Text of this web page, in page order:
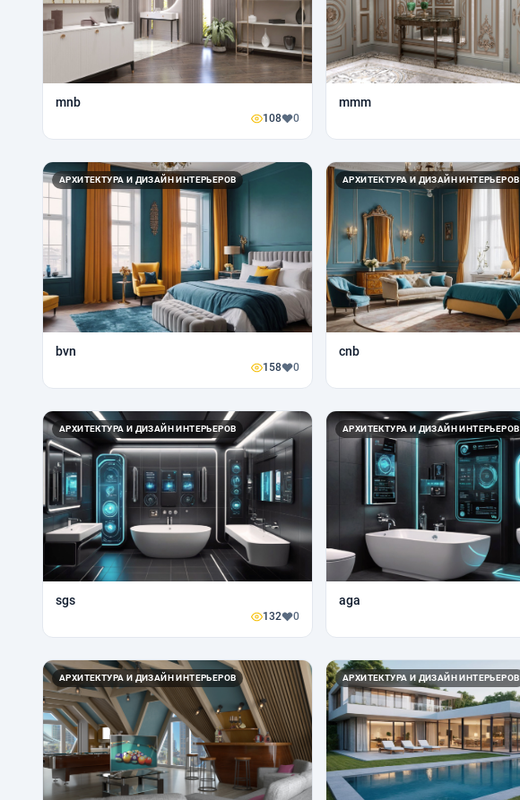
mnb
108 0
mmm
АРХИТЕКТУРА И ДИЗАЙН ИНТЕРЬЕРОВ
bvn
158 0
АРХИТЕКТУРА И ДИЗАЙН ИНТЕРЬЕРОВ
cnb
АРХИТЕКТУРА И ДИЗАЙН ИНТЕРЬЕРОВ
sgs
132 0
АРХИТЕКТУРА И ДИЗАЙН ИНТЕРЬЕРОВ
aga
АРХИТЕКТУРА И ДИЗАЙН ИНТЕРЬЕРОВ АРХИТЕКТУРА И ДИЗАЙН ИНТЕРЬЕРОВ